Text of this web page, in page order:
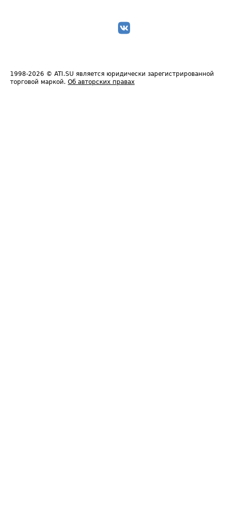
1998-2026 © ATI.SU является юридически зарегистрированной
торговой маркой. Об авторских правах